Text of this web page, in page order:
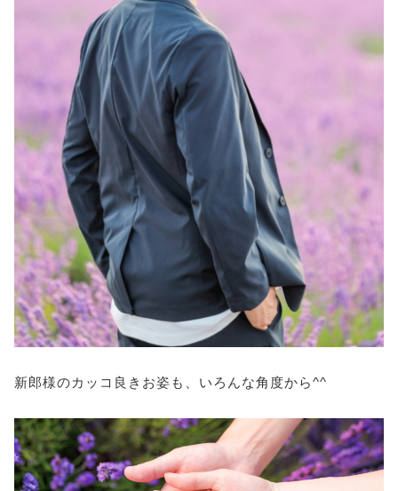
新郎様のカッコ良きお姿も、いろんな角度から^^